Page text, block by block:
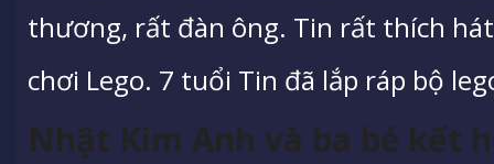
thương, rất đàn ông. Tin rất thích
chơi Lego. 7 tuổi Tin đã lắp ráp bộ
Nhật Kim Anh và ba bé kết